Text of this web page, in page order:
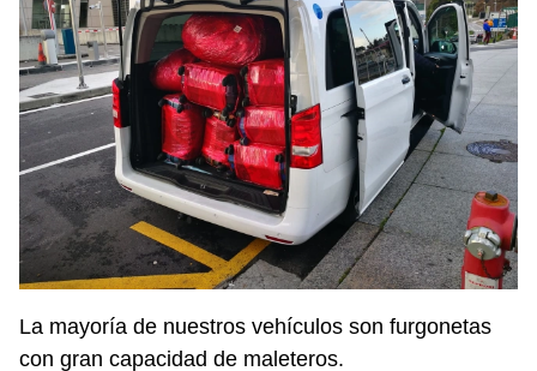
La mayoría de nuestros vehículos son furgonetas
con gran capacidad de maleteros.